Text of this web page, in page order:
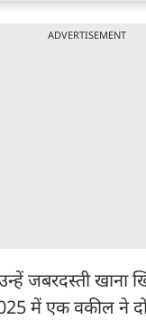
ADVERTISEMENT
जबरदस्ती
में एक वकील ने